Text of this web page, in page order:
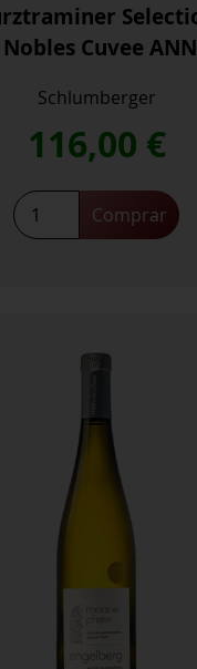
Cuvee
Schlumberger
116,00 €
Gewurztraminer
Selection
cantidad
Comprar